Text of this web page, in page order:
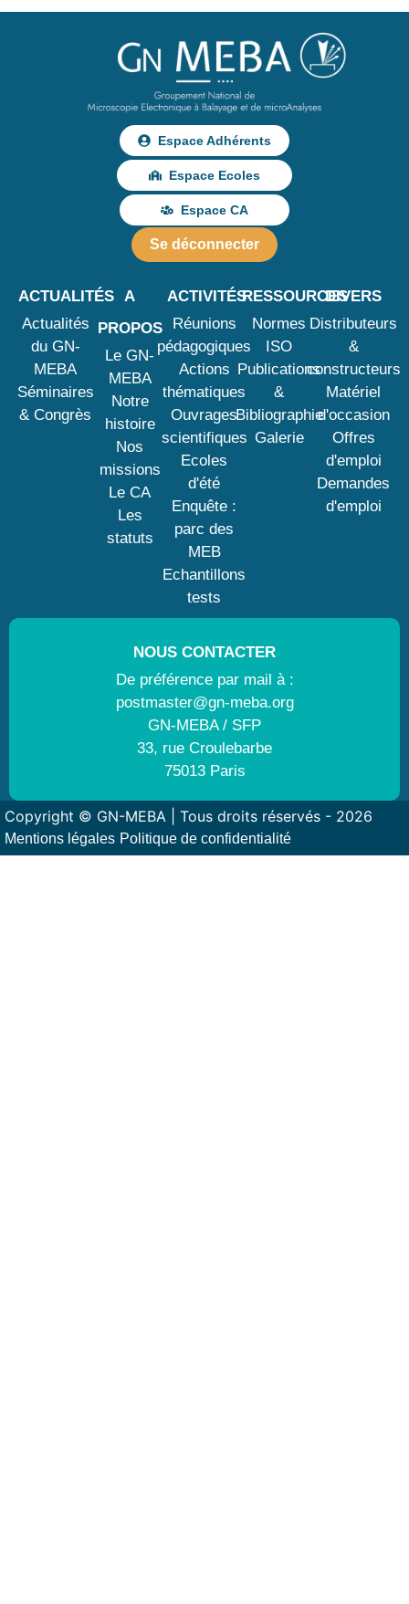
Espace Adhérents
Espace Ecoles
Espace CA
Se déconnecter
ACTUALITÉS
Actualités
du GN-
MEBA
Séminaires
& Congrès
A
PROPOS
Le GN-
MEBA
Notre
histoire
Nos
missions
Le CA
Les
statuts
ACTIVITÉS
Réunions
pédagogiques
Actions
thématiques
Ouvrages
scientifiques
Ecoles
d'été
Enquête :
parc des
MEB
Echantillons
tests
RESSOURCES
Normes
ISO
Publications
&
Bibliographie
Galerie
DIVERS
Distributeurs
&
constructeurs
Matériel
d'occasion
Offres
d'emploi
Demandes
d'emploi
NOUS CONTACTER
De préférence par mail à :
postmaster@gn-meba.org
GN-MEBA / SFP
33, rue Croulebarbe
75013 Paris
Copyright © GN-MEBA | Tous droits réservés - 2026
Mentions légales Politique de confidentialité